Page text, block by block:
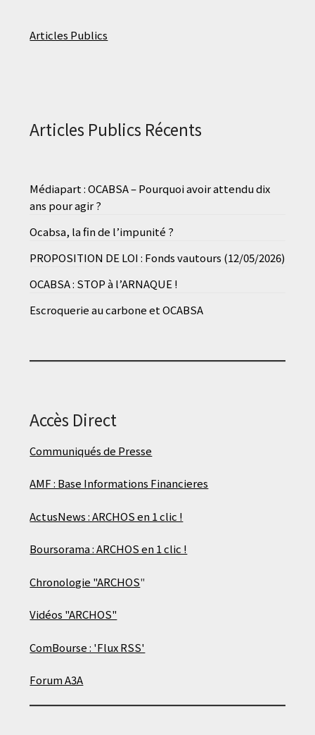
Articles Publics
Articles Publics Récents
Médiapart : OCABSA – Pourquoi avoir attendu dix
ans pour agir ?
Ocabsa, la fin de l’impunité ?
PROPOSITION DE LOI : Fonds vautours (12/05/2026)
OCABSA : STOP à l’ARNAQUE !
Escroquerie au carbone et OCABSA
Accès Direct
Communiqués de Presse
AMF : Base Informations Financieres
ActusNews : ARCHOS en 1 clic !
Boursorama : ARCHOS en 1 clic !
Chronologie "ARCHOS"
Vidéos "ARCHOS"
ComBourse : 'Flux RSS'
Forum A3A